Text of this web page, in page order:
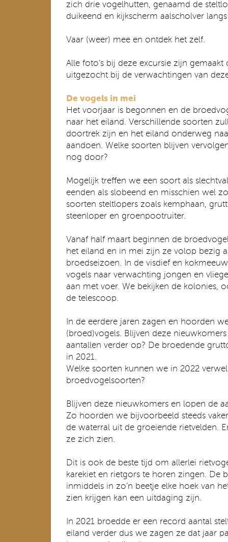
zich drie vogelhutten, genaamd de
duikeend en kijkscherm aalscholver
Vaar (weer) mee en ontdek het zelf.
Alle foto’s bij deze excursie zijn gemaakt
uitgezocht bij de verwachtingen van
De vogels in mei
Het voorjaar is begonnen en de
naar het eiland. Verschillende soorten
doortrek zijn en het eiland onderweg
aandoen. Welke soorten blijven
nog door?
Mogelijk treffen we een soort als
eenden als slobeend en misschien wel
soorten steltlopers zoals kemphaan,
steenloper en groenpootruiter.
Vanaf half maart beginnen de
het eiland en in mei zijn ze volop bezig
broedseizoen. In de visdief en
vogels naar verwachting jongen en
aan met voer. We bekijken de kolonies,
de telescoop.
In de eerdere jaren zagen en hoorden
(broed)vogels. Blijven deze
aantallen verder op? De broedende
in 2021.
Welke soorten kunnen we in 2022
broedvogelsoorten?
Blijven deze nieuwkomers en lopen de
Zo hoorden we bijvoorbeeld steeds
de waterral uit de groeiende rietvelden.
ze zich zien.
Dit is ook de beste tijd om allerlei
karekiet en rietgors te horen zingen. De
inmiddels in zo’n beetje elke hoek van
zien krijgen kan een uitdaging zijn.
In 2021 broedde er een record aantal
eiland verder dus we zagen ze dat jaar